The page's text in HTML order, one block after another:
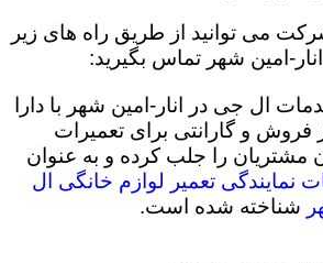
می توانید از طریق راه های زیر
امین شهر تماس بگیرید:
ال جی در انار-امین شهر با دارا
و گارانتی برای تعمیرات
مشتریان را جلب کرده و به عنوان
نمایندگی تعمیر لوازم خانگی ال
شناخته شده است.